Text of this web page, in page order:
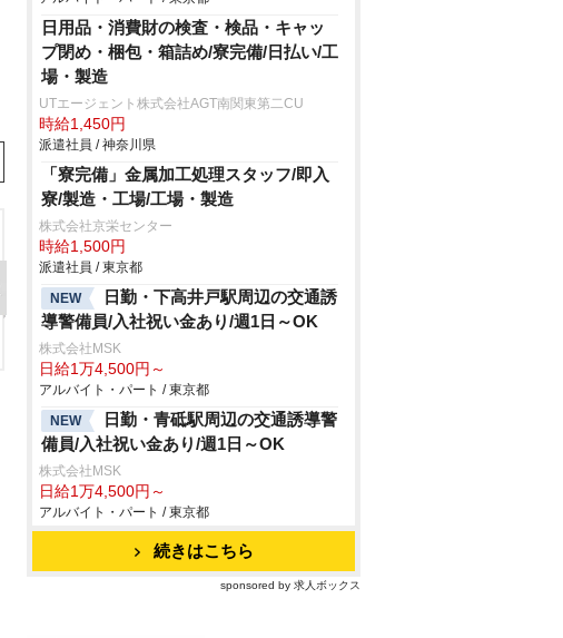
日用品・消費財の検査・検品・キャッ
プ閉め・梱包・箱詰め/寮完備/日払い/工
場・製造
UTエージェント株式会社AGT南関東第二CU
時給1,450円
派遣社員 / 神奈川県
「寮完備」金属加工処理スタッフ/即入
寮/製造・工場/工場・製造
株式会社京栄センター
時給1,500円
派遣社員 / 東京都
NEW
日勤・下高井戸駅周辺の交通誘
導警備員/入社祝い金あり/週1日～OK
株式会社MSK
日給1万4,500円～
アルバイト・パート / 東京都
NEW
日勤・青砥駅周辺の交通誘導警
備員/入社祝い金あり/週1日～OK
株式会社MSK
日給1万4,500円～
アルバイト・パート / 東京都
続きはこちら
sponsored by 求人ボックス